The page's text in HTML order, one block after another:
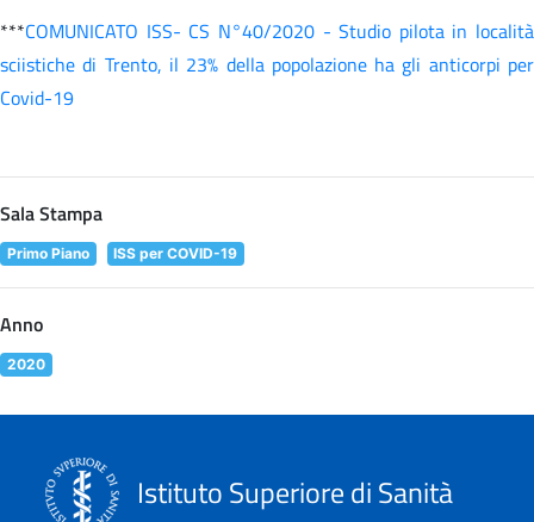
***COMUNICATO ISS- CS N°40/2020 - Studio pilota in località
sciistiche di Trento, il 23% della popolazione ha gli anticorpi per
Covid-19
Sala Stampa
Primo Piano ISS per COVID-19
Anno
2020
Istituto Superiore di Sanità